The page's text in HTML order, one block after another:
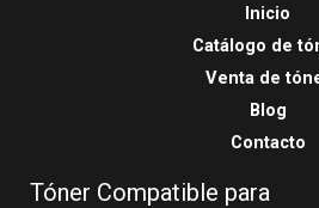
Inicio
Catálogo de
Venta de
Blog
Contacto
Tóner Compatible para